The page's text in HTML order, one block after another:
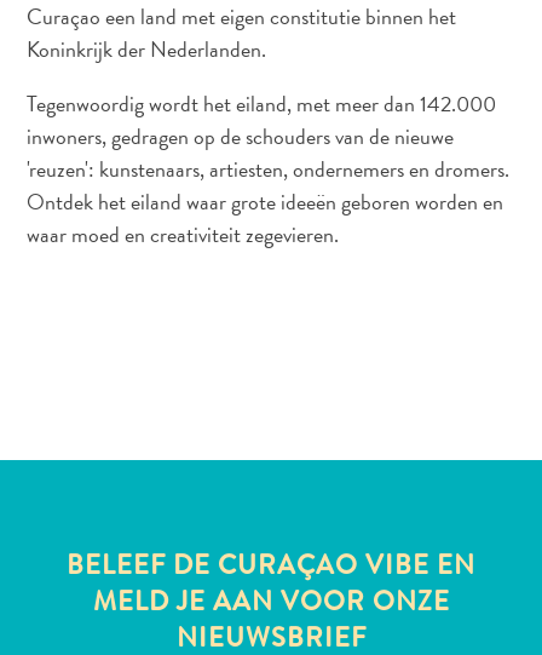
Appartementen
Curaçao een land met eigen constitutie binnen het
Koninkrijk der Nederlanden.
Tegenwoordig wordt het eiland, met meer dan 142.000
inwoners, gedragen op de schouders van de nieuwe
'reuzen': kunstenaars, artiesten, ondernemers en dromers.
Ontdek het eiland waar grote ideeën geboren worden en
waar moed en creativiteit zegevieren.
BELEEF DE CURAÇAO VIBE EN
MELD JE AAN VOOR ONZE
NIEUWSBRIEF